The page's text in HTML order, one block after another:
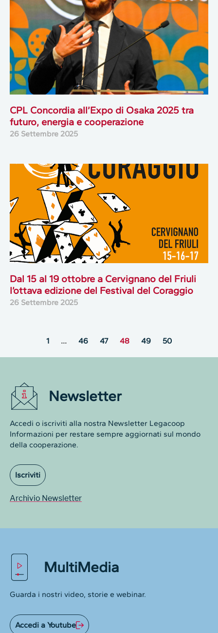
CPL Concordia all’Expo di Osaka 2025 tra
futuro, energia e cooperazione
26 Settembre 2025
Dal 15 al 19 ottobre a Cervignano del Friuli
l’ottava edizione del Festival del Coraggio
26 Settembre 2025
1 … 46 47 48 49 50
Newsletter
Accedi o iscriviti alla nostra Newsletter Legacoop
Informazioni per restare sempre aggiornati sul mondo
della cooperazione.
Iscriviti
Archivio Newsletter
MultiMedia
Guarda i nostri video, storie e webinar.
Accedi a Youtube